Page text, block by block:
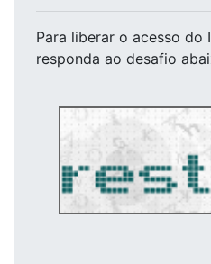
Para liberar o acesso do
responda ao desafio